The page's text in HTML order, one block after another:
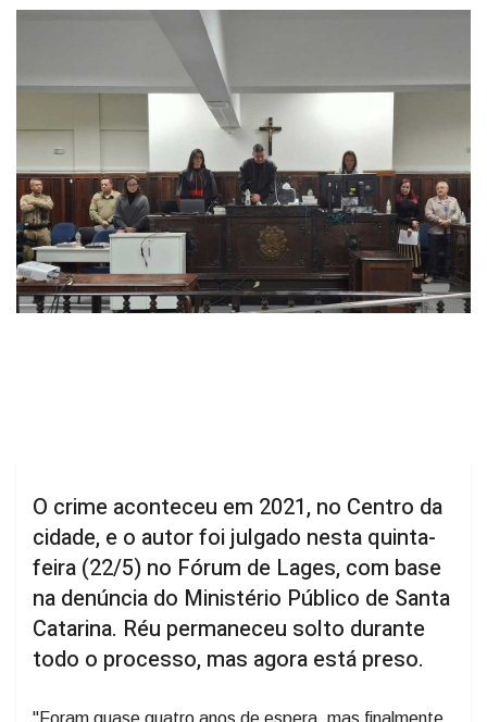
cidade, e o autor foi julgado nesta quinta-
feira (22/5) no Fórum de Lages, com base
na denúncia do Ministério Público de Santa
Catarina. Réu permaneceu solto durante
todo o processo, mas agora está preso.
a justiça foi feita e agora ele vai pagar pelo que fez. A